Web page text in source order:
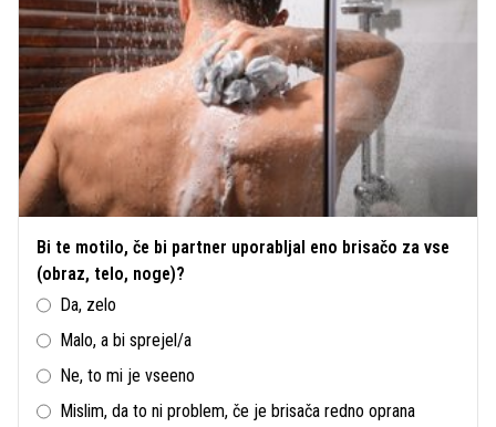
Bi te motilo, če bi partner uporabljal eno brisačo za vse
(obraz, telo, noge)?
Da, zelo
Malo, a bi sprejel/a
Ne, to mi je vseeno
Mislim, da to ni problem, če je brisača redno oprana